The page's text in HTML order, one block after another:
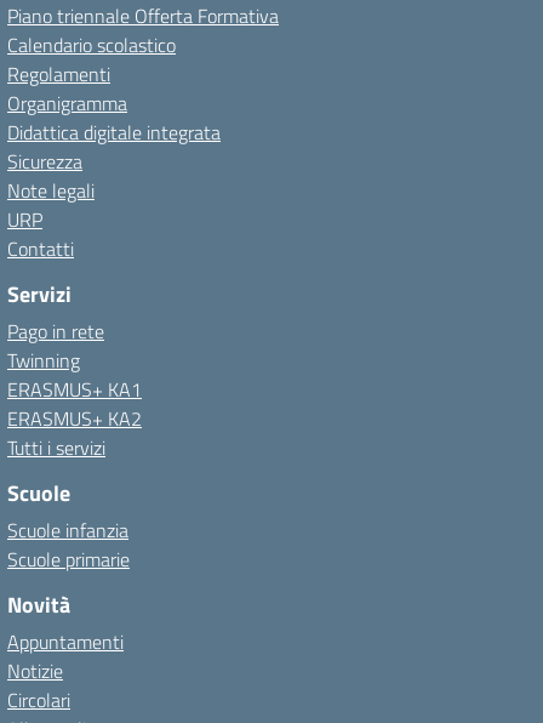
Piano triennale Offerta Formativa
Calendario scolastico
Regolamenti
Organigramma
Didattica digitale integrata
Sicurezza
Note legali
URP
Contatti
Servizi
Pago in rete
Twinning
ERASMUS+ KA1
ERASMUS+ KA2
Tutti i servizi
Scuole
Scuole infanzia
Scuole primarie
Novità
Appuntamenti
Notizie
Circolari